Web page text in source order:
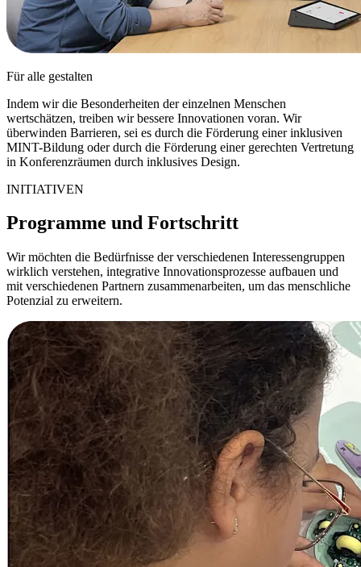
Für alle gestalten
Indem wir die Besonderheiten der einzelnen Menschen
wertschätzen, treiben wir bessere Innovationen voran. Wir
überwinden Barrieren, sei es durch die Förderung einer inklusiven
MINT-Bildung oder durch die Förderung einer gerechten Vertretung
in Konferenzräumen durch inklusives Design.
INITIATIVEN
Programme und Fortschritt
Wir möchten die Bedürfnisse der verschiedenen Interessengruppen
wirklich verstehen, integrative Innovationsprozesse aufbauen und
mit verschiedenen Partnern zusammenarbeiten, um das menschliche
Potenzial zu erweitern.